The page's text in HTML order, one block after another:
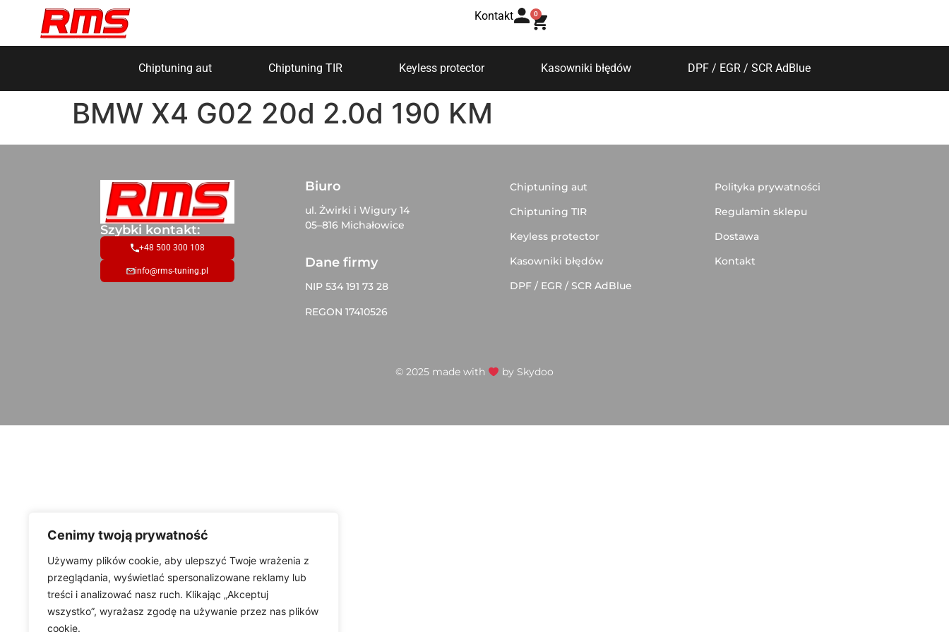
Cenimy twoją prywatność
Używamy plików cookie, aby ulepszyć Twoje wrażenia z
przeglądania, wyświetlać spersonalizowane reklamy lub
treści i analizować nasz ruch. Klikając „Akceptuj
wszystko”, wyrażasz zgodę na używanie przez nas plików
cookie.
Kontakt 0
Chiptuning aut Chiptuning TIR Keyless protector Kasowniki błędów DPF / EGR / SCR AdBlue
BMW X4 G02 20d 2.0d 190 KM
Szybki kontakt:
+48 500 300 108
info@rms-tuning.pl
Biuro
ul. Żwirki i Wigury 14
05–816 Michałowice
Dane firmy
NIP 534 191 73 28
REGON 17410526
Chiptuning aut
Chiptuning TIR
Keyless protector
Kasowniki błędów
DPF / EGR / SCR AdBlue
Polityka prywatności
Regulamin sklepu
Dostawa
Kontakt
© 2025 made with by Skydoo